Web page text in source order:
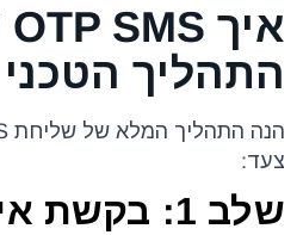
התהליך הטכני
צעד:
שלב 1: בקשת אימות